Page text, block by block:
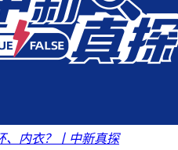
、内衣？丨中新真探